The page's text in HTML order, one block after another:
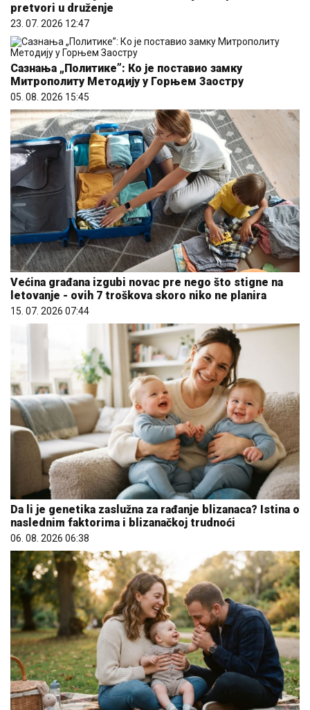
pretvori u druženje
23. 07. 2026 12:47
Сазнања „Политике”: Ко је поставио замку
Митрополиту Методију у Горњем Заостру
05. 08. 2026 15:45
Većina građana izgubi novac pre nego što stigne na
letovanje - ovih 7 troškova skoro niko ne planira
15. 07. 2026 07:44
Da li je genetika zaslužna za rađanje blizanaca? Istina o
naslednim faktorima i blizanačkoj trudnoći
06. 08. 2026 06:38